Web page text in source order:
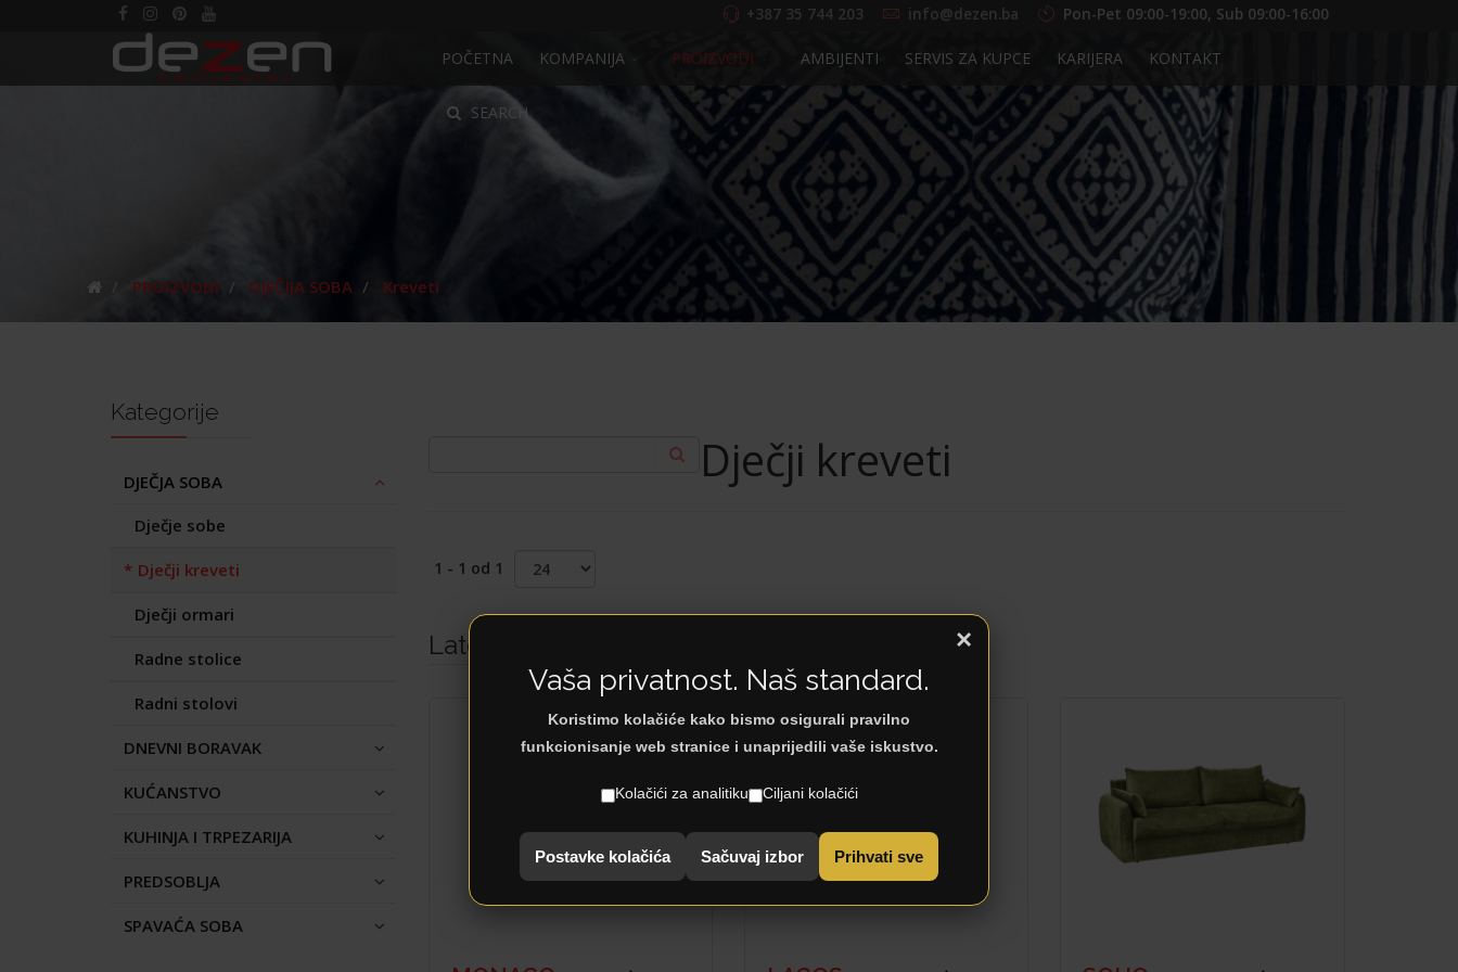
POČETNA KOMPANIJA PROIZVODI AMBIJENTI SERVIS ZA KUPCE KARIJERA KONTAKT
SEARCH
+387 35 744 203 info@dezen.ba Pon-Pet 09:00-19:00, Sub 09:00-16:00
PROIZVODI DJEČIJA SOBA Kreveti
Kategorije
DJEČJA SOBA
Dječje sobe
Dječji kreveti
Dječji ormari
Radne stolice
Radni stolovi
DNEVNI BORAVAK
KUĆANSTVO
KUHINJA I TRPEZARIJA
PREDSOBLJA
SPAVAĆA SOBA
Dječji kreveti
1 - 1 od 1
Latest Products ×
Vaša privatnost. Naš standard.
Koristimo kolačiće kako bismo osigurali pravilno
funkcionisanje web stranice i unaprijedili vaše iskustvo.
Kolačići za analitiku Ciljani kolačići
Postavke kolačića Sačuvaj izbor Prihvati sve